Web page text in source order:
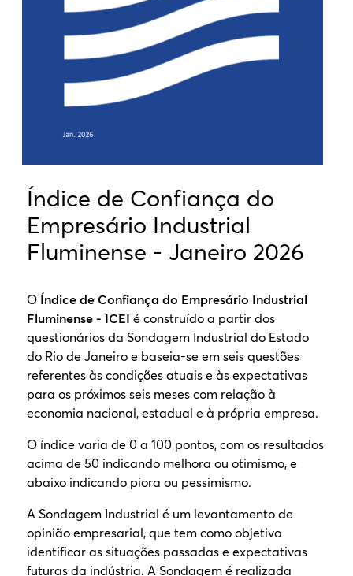
Índice de Confiança do
Empresário Industrial
Fluminense - Janeiro 2026
O Índice de Confiança do Empresário Industrial
Fluminense - ICEI é construído a partir dos
questionários da Sondagem Industrial do Estado
do Rio de Janeiro e baseia-se em seis questões
referentes às condições atuais e às expectativas
para os próximos seis meses com relação à
economia nacional, estadual e à própria empresa.
O índice varia de 0 a 100 pontos, com os resultados
acima de 50 indicando melhora ou otimismo, e
abaixo indicando piora ou pessimismo.
A Sondagem Industrial é um levantamento de
opinião empresarial, que tem como objetivo
identificar as situações passadas e expectativas
futuras da indústria. A Sondagem é realizada